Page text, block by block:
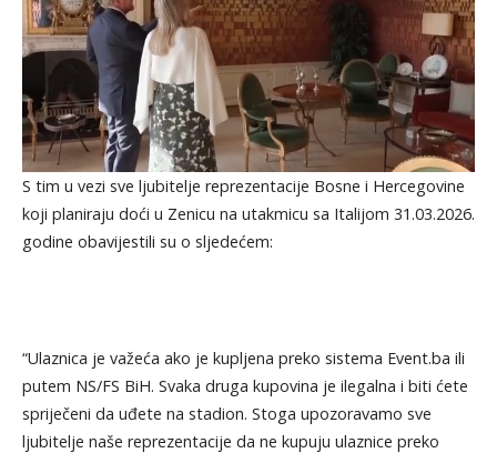
S tim u vezi sve ljubitelje reprezentacije Bosne i Hercegovine
koji planiraju doći u Zenicu na utakmicu sa Italijom 31.03.2026.
godine obavijestili su o sljedećem:
“Ulaznica je važeća ako je kupljena preko sistema Event.ba ili
putem NS/FS BiH. Svaka druga kupovina je ilegalna i biti ćete
spriječeni da uđete na stadion. Stoga upozoravamo sve
ljubitelje naše reprezentacije da ne kupuju ulaznice preko